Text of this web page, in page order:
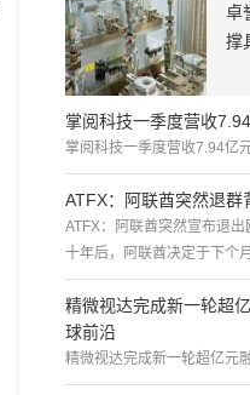
卓
撑
掌阅科技一季度营收
掌阅科技一季度营收7.94亿
ATFX：阿联酋突然退
ATFX：阿联酋突然宣布退
十年后，阿联酋决定于下个
精微视达完成新一轮超
球前沿
精微视达完成新一轮超亿元